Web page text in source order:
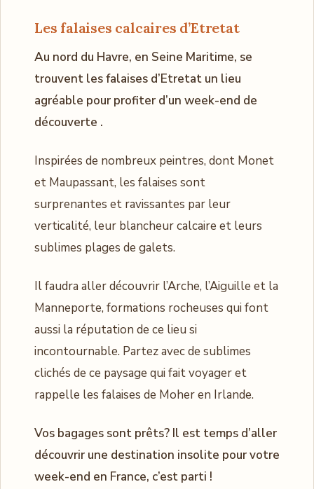
Les falaises calcaires d’Etretat
Au nord du Havre, en Seine Maritime, se
trouvent les falaises d’Etretat un lieu
agréable pour profiter d’un week-end de
découverte .
Inspirées de nombreux peintres, dont Monet
et Maupassant, les falaises sont
surprenantes et ravissantes par leur
verticalité, leur blancheur calcaire et leurs
sublimes plages de galets.
Il faudra aller découvrir l’Arche, l’Aiguille et la
Manneporte, formations rocheuses qui font
aussi la réputation de ce lieu si
incontournable. Partez avec de sublimes
clichés de ce paysage qui fait voyager et
rappelle les falaises de Moher en Irlande.
Vos bagages sont prêts? Il est temps d’aller
découvrir une destination insolite pour votre
week-end en France, c’est parti !